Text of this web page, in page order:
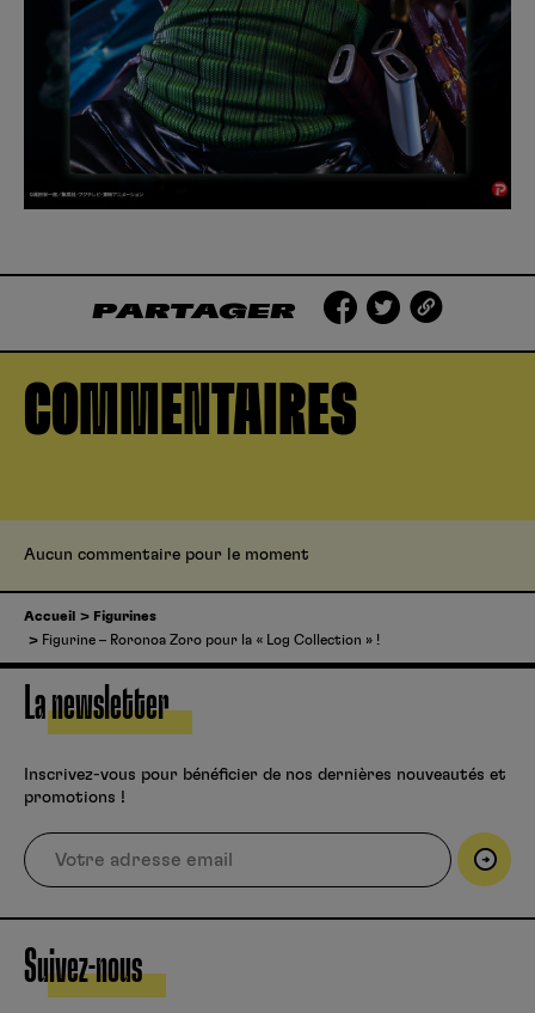
PARTAGER
COMMENTAIRES
Aucun commentaire pour le moment
Accueil
Figurines
Figurine – Roronoa Zoro pour la « Log Collection » !
La newsletter
Inscrivez-vous pour bénéficier de nos dernières nouveautés et
promotions !
Suivez-nous